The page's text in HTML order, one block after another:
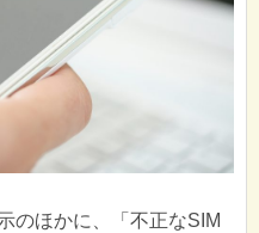
のほかに、「不正なSIM